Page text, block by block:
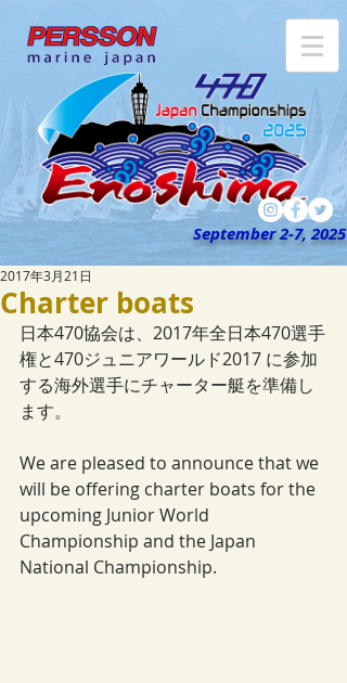
September 2-7, 2025
Charter boats
2017年3月21日
日本470協会は、2017年全日本470選手
権と470ジュニアワールド2017 に参加
する海外選手にチャーター艇を準備し
ます。
We are pleased to announce that we
will be offering charter boats for the
upcoming Junior World
Championship and the Japan
National Championship.